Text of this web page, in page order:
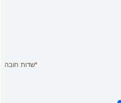
*שדות חובה